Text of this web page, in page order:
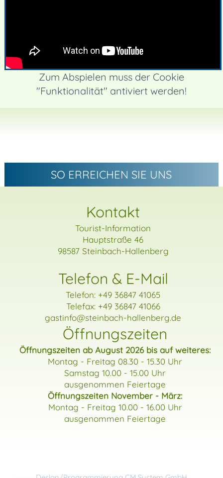
Zum Abspielen muss der Cookie
"Funktionalität" antiviert werden!
SO ERREICHEN SIE UNS
Kontakt
Tourist-Information
Hauptstraße 46
98587 Steinbach-Hallenberg
Telefon & E-Mail
Telefon: +49 36847 41065
Telefax: +49 36847 41066
gastinfo@steinbach-hallenberg.de
Öffnungszeiten
Öffnungszeiten ab August 2026 bis auf weiteres:
Montag - Freitag 08.30 - 15.30 Uhr
Samstag 10.00 - 15.00 Uhr
ausgenommen Feiertage
Öffnungszeiten November - März:
Montag - Freitag 10.00 - 16.00 Uhr
ausgenommen Feiertage